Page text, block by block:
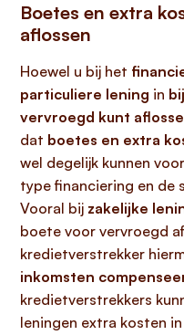
Boetes en extra
aflossen
Hoewel u bij het
particuliere lening in
vervroegd kunt
dat boetes en extra
wel degelijk kunnen
type financiering en de
Vooral bij zakelijke
boete voor vervroegd
kredietverstrekker
inkomsten
kredietverstrekkers
leningen extra kosten